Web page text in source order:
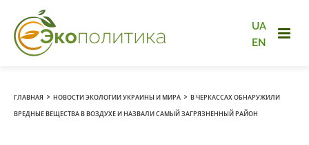
UA
EN
ГЛАВНАЯ › НОВОСТИ ЭКОЛОГИИ УКРАИНЫ И МИРА › В ЧЕРКАССАХ ОБНАРУЖИЛИ
ВРЕДНЫЕ ВЕЩЕСТВА В ВОЗДУХЕ И НАЗВАЛИ САМЫЙ ЗАГРЯЗНЕННЫЙ РАЙОН